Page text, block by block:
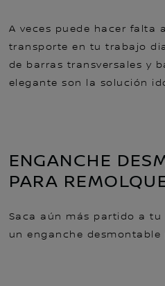
A veces puede hacer falta
transporte en tu trabajo
de barras transversales y
elegante son la solución
ENGANCHE
PARA
Saca aún más partido a tu
un enganche desmontable